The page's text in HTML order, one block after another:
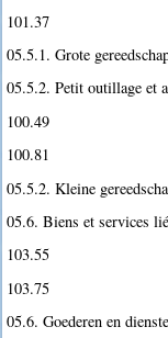
101.37
05.5.1. Grote
05.5.2. Petit outillage et
100.49
100.81
05.5.2. Kleine
05.6. Biens et services
103.55
103.75
05.6. Goederen en